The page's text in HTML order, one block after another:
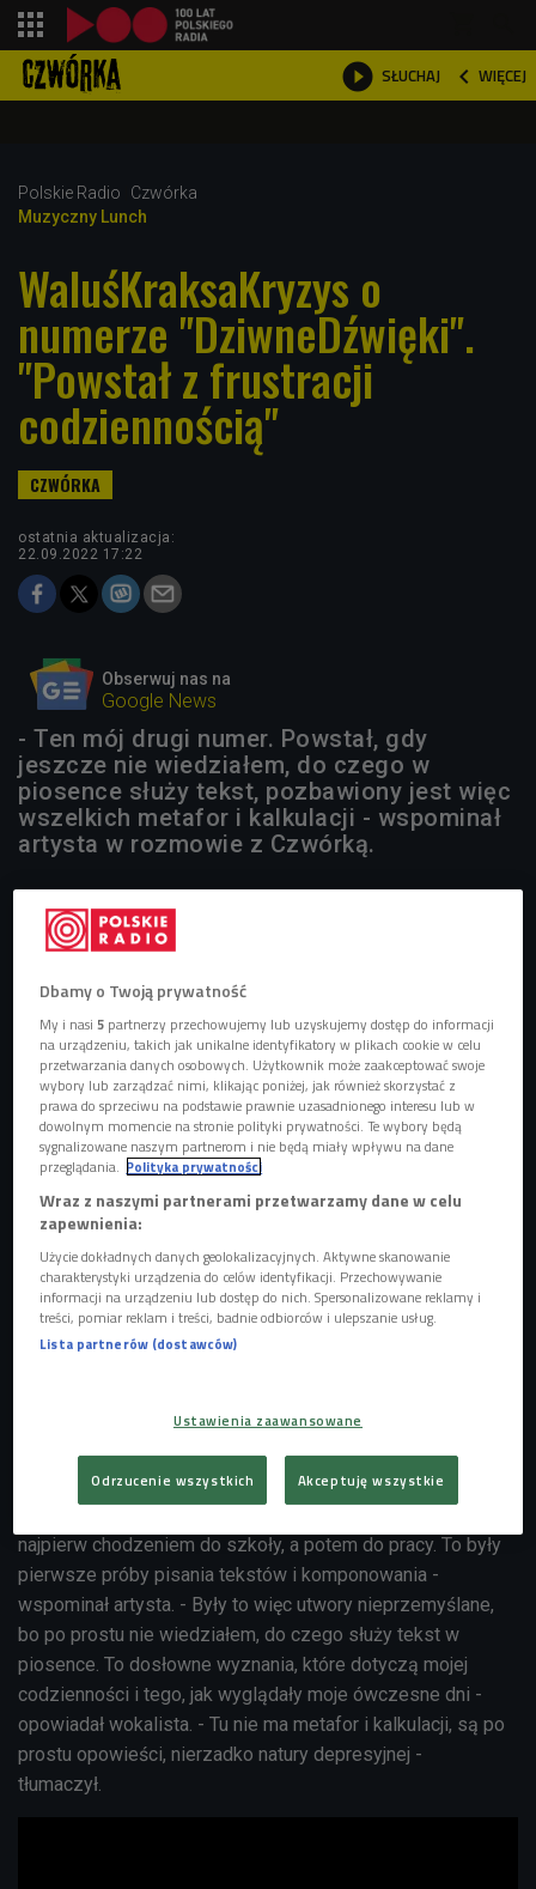
 SŁUCHAJ  WIĘCEJ

Polskie Radio
Czwórka
Muzyczny Lunch
WaluśKraksaKryzys o
numerze "DziwneDźwięki".
"Powstał z frustracji
codziennością"
ostatnia aktualizacja:
22.09.2022 17:22
Obserwuj nas na
Google News
- Ten mój drugi numer. Powstał, gdy
jeszcze nie wiedziałem, do czego w
piosence służy tekst, pozbawiony jest więc
wszelkich metafor i kalkulacji - wspominał
artysta w rozmowie z Czwórką.
2022
Foto: PAP/Jakub Kaczmarczyk
WaluśKraksaKryzys, czyli Roman Waluś to artysta, który w
ciągu ostatnich lat stał się niezwykle popularny.
Zdaniemdziennikarza czwórki Adama Smolarkajest "jedną
z wizytówek polskiej muzyki rockowej i gitarowej", a od
najpierw chodzeniem do szkoły, a potem do pracy. To były
pierwsze próby pisania tekstów i komponowania -
wspominał artysta. - Były to więc utwory nieprzemyślane,
bo po prostu nie wiedziałem, do czego służy tekst w
piosence. To dosłowne wyznania, które dotyczą mojej
codzienności i tego, jak wyglądały moje ówczesne dni -
opowiadał wokalista. - Tu nie ma metafor i kalkulacji, są po
prostu opowieści, nierzadko natury depresyjnej -
tłumaczył.
Dbamy o Twoją prywatność
My i nasi5 partnerzy przechowujemy lub uzyskujemy dostęp do informacji
na urządzeniu, takich jak unikalne identyfikatory w plikach cookie w celu
przetwarzania danych osobowych. Użytkownik może zaakceptować swoje
wybory lub zarządzać nimi, klikając poniżej, jak również skorzystać z
prawa do sprzeciwu na podstawie prawnie uzasadnionego interesu lub w
dowolnym momencie na stronie polityki prywatności. Te wybory będą
sygnalizowane naszym partnerom i nie będą miały wpływu na dane
przeglądania. Polityka prywatności
Wraz z naszymi partnerami przetwarzamy dane w celu
zapewnienia:
Użycie dokładnych danych geolokalizacyjnych. Aktywne skanowanie
charakterystyki urządzenia do celów identyfikacji. Przechowywanie
informacji na urządzeniu lub dostęp do nich. Spersonalizowane reklamy i
treści, pomiar reklam i treści, badnie odbiorców i ulepszanie usług.
Lista partnerów (dostawców)
Ustawienia zaawansowane
Odrzucenie wszystkich Akceptuję wszystkie